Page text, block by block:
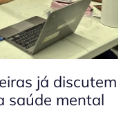
já discutem
saúde mental